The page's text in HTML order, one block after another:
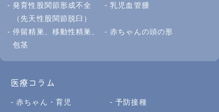
発育性股関節形成不全
（先天性股関節脱臼）
乳児血管腫
停留精巣、移動性精巣、
包茎
赤ちゃんの頭の形
医療コラム
赤ちゃん・育児
予防接種